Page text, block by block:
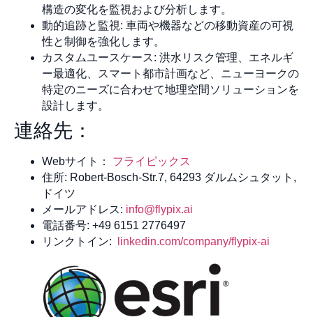
構造の変化を監視および分析します。
動的追跡と監視: 車両や機器などの移動資産の可視
性と制御を強化します。
カスタムユースケース: 洪水リスク管理、エネルギ
ー最適化、スマート都市計画など、ニューヨークの
特定のニーズに合わせて地理空間ソリューションを
設計します。
連絡先：
Webサイト： フライピックス
住所: Robert-Bosch-Str.7, 64293 ダルムシュタット,
ドイツ
メールアドレス: info@flypix.ai
電話番号: +49 6151 2776497
リンクトイン:
linkedin.com/company/flypix-ai